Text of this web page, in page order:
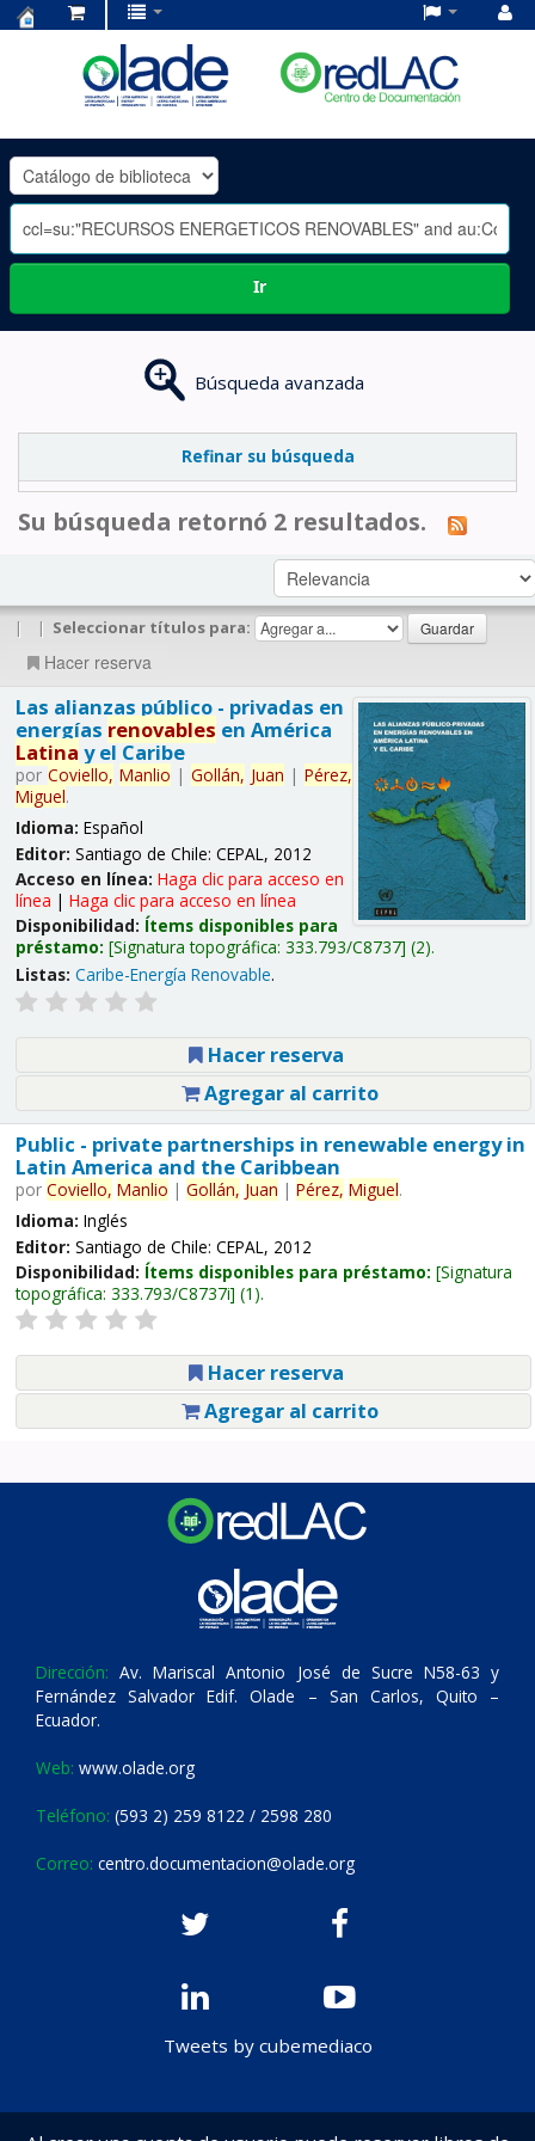
OLADE
-
Ir
Búsqueda avanzada
Refinar su búsqueda
Su búsqueda retornó 2 resultados.
| | Seleccionar títulos para:
Hacer reserva
Las alianzas público - privadas en
energías renovables en América
Latina y el Caribe
por Coviello, Manlio | Gollán, Juan | Pérez,
Miguel.
Idioma: Español
Editor: Santiago de Chile: CEPAL, 2012
Acceso en línea: Haga clic para acceso en
línea | Haga clic para acceso en línea
Disponibilidad: Ítems disponibles para
préstamo: Signatura topográfica: 333.793/C8737 (2).
Listas: Caribe-Energía Renovable.
Hacer reserva
Agregar al carrito
Public - private partnerships in renewable energy in
Latin America and the Caribbean
por Coviello, Manlio | Gollán, Juan | Pérez, Miguel.
Idioma: Inglés
Editor: Santiago de Chile: CEPAL, 2012
Disponibilidad: Ítems disponibles para préstamo: Signatura
topográfica: 333.793/C8737i (1).
Hacer reserva
Agregar al carrito
Dirección: Av. Mariscal Antonio José de Sucre N58-63 y
Fernández Salvador Edif. Olade – San Carlos, Quito –
Ecuador.
Web: www.olade.org
Teléfono: (593 2) 259 8122 / 2598 280
Correo: centro.documentacion@olade.org
Tweets by cubemediaco